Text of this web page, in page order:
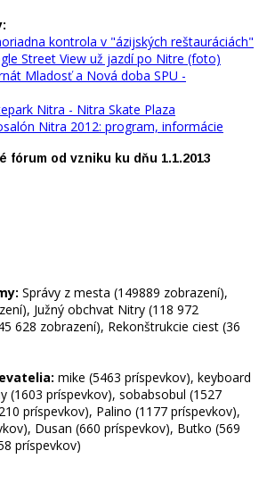
kontrola v "ázijských reštauráciách"
Street View už jazdí po Nitre (foto)
Mladosť a Nová doba SPU -
Nitra - Nitra Skate Plaza
Nitra 2012: program, informácie
od vzniku ku dňu 1.1.2013
Správy z mesta (149889 zobrazení),
Južný obchvat Nitry (118 972
628 zobrazení), Rekonštrukcie ciest (36
mike (5463 príspevkov), keyboard
(1603 príspevkov), sobabsobul (1527
príspevkov), Palino (1177 príspevkov),
Dusan (660 príspevkov), Butko (569
príspevkov)